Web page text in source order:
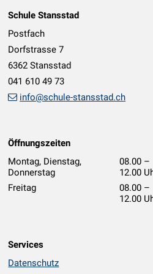
Schule Stansstad
Postfach
Dorfstrasse 7
6362 Stansstad
041 610 49 73
info@schule-stansstad.ch
Öffnungszeiten
Montag, Dienstag,
Donnerstag
08.00 –
12.00
Freitag
08.00 –
12.00
Services
Datenschutz